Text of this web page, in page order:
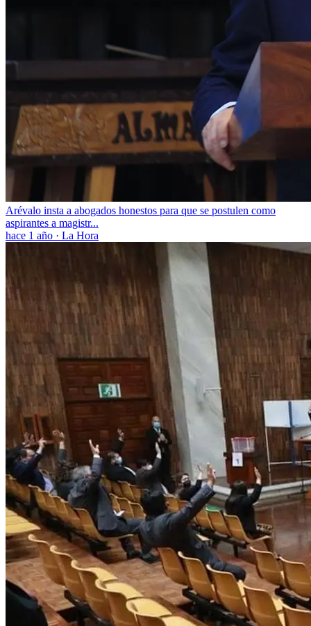
Arévalo insta a abogados honestos para que se postulen como
aspirantes a magistr...
hace 1 año · La Hora